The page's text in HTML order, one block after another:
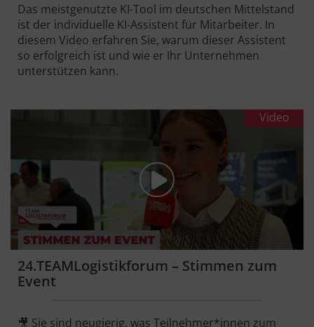
Das meistgenutzte KI-Tool im deutschen Mittelstand
ist der individuelle KI-Assistent für Mitarbeiter. In
diesem Video erfahren Sie, warum dieser Assistent
so erfolgreich ist und wie er Ihr Unternehmen
unterstützen kann.
Video
24.TEAMLogistikforum – Stimmen zum
Event
🎥 Sie sind neugierig, was Teilnehmer*innen zum